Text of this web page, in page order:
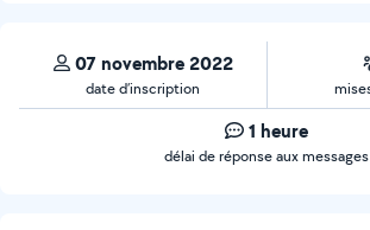
07 novembre 2022
date d’inscription
1 heure
délai de réponse aux messages